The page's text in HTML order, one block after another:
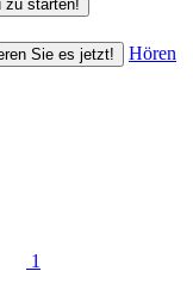
zu starten!
Sie es jetzt!
Hören
1